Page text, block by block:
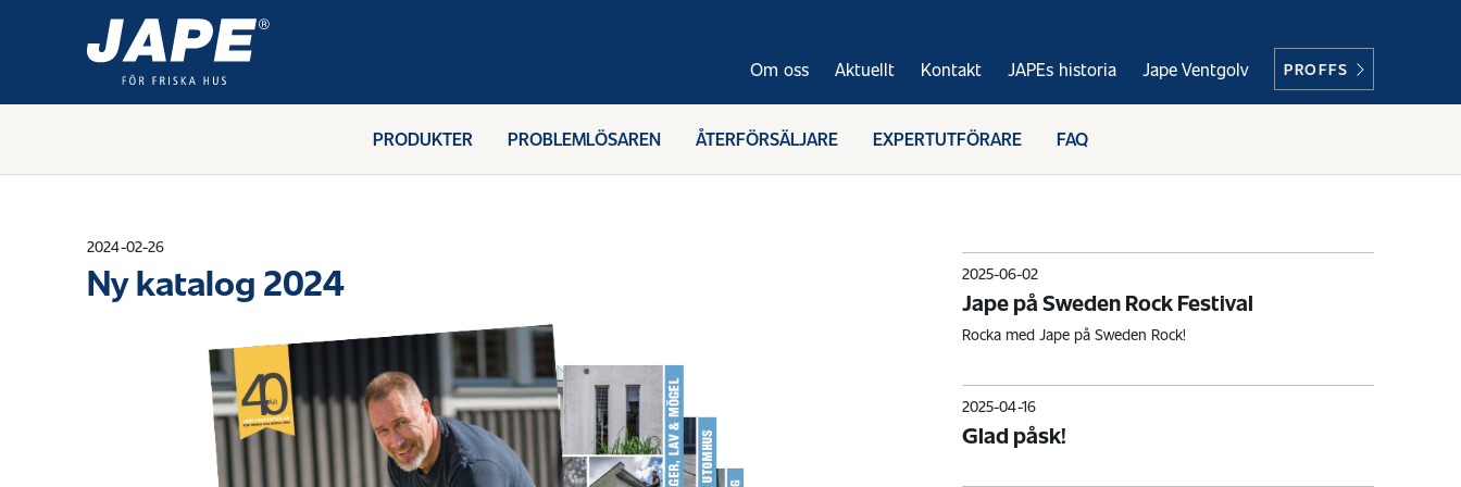
Om oss Aktuellt Kontakt JAPEs historia Jape Ventgolv PROFFS
PRODUKTER PROBLEMLÖSAREN ÅTERFÖRSÄLJARE EXPERTUTFÖRARE FAQ
2024-02-26
Ny katalog 2024 2025-06-02
Jape på Sweden Rock Festival
Rocka med Jape på Sweden Rock!
2025-04-16
Glad påsk!